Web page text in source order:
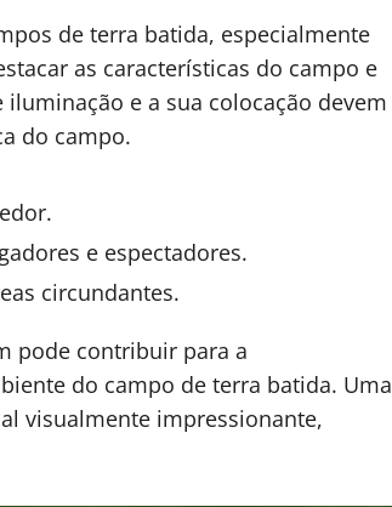
de terra batida, especialmente
as características do campo e
e a sua colocação devem
do campo.
e espectadores.
circundantes.
pode contribuir para a
do campo de terra batida. Uma
visualmente impressionante,